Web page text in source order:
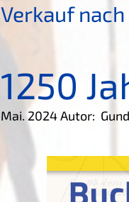
Verkauf
1250
Mai. 2024Autor: